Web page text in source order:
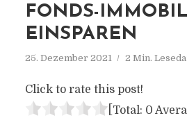
FONDS-
EINSPAREN
25. Dezember 2021 2 Min.
Click to rate this post!
[Total: 0